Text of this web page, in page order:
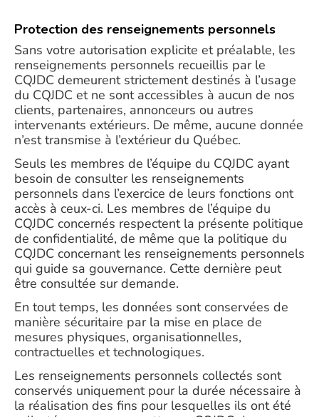
Protection des renseignements personnels
Sans votre autorisation explicite et préalable, les
renseignements personnels recueillis par le
CQJDC demeurent strictement destinés à l’usage
du CQJDC et ne sont accessibles à aucun de nos
clients, partenaires, annonceurs ou autres
intervenants extérieurs. De même, aucune donnée
n’est transmise à l’extérieur du Québec.
Seuls les membres de l’équipe du CQJDC ayant
besoin de consulter les renseignements
personnels dans l’exercice de leurs fonctions ont
accès à ceux-ci. Les membres de l’équipe du
CQJDC concernés respectent la présente politique
de confidentialité, de même que la politique du
CQJDC concernant les renseignements personnels
qui guide sa gouvernance. Cette dernière peut
être consultée sur demande.
En tout temps, les données sont conservées de
manière sécuritaire par la mise en place de
mesures physiques, organisationnelles,
contractuelles et technologiques.
Les renseignements personnels collectés sont
conservés uniquement pour la durée nécessaire à
la réalisation des fins pour lesquelles ils ont été